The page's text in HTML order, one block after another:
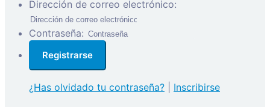
Dirección de correo electrónico:
Contraseña:
¿Has olvidado tu contraseña?
Inscribirse